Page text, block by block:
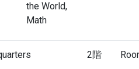
the World,
Math
2階 Room